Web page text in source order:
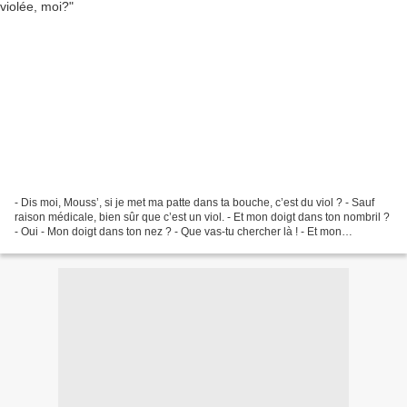
- Dis moi, Mouss’, si je met ma patte dans ta bouche, c’est du viol ? - Sauf
raison médicale, bien sûr que c’est un viol. - Et mon doigt dans ton nombril ?
- Oui - Mon doigt dans ton nez ? - Que vas-tu chercher là ! - Et mon